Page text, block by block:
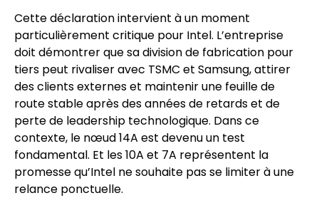
Cette déclaration intervient à un moment
particulièrement critique pour Intel. L’entreprise
doit démontrer que sa division de fabrication pour
tiers peut rivaliser avec TSMC et Samsung, attirer
des clients externes et maintenir une feuille de
route stable après des années de retards et de
perte de leadership technologique. Dans ce
contexte, le nœud 14A est devenu un test
fondamental. Et les 10A et 7A représentent la
promesse qu’Intel ne souhaite pas se limiter à une
relance ponctuelle.